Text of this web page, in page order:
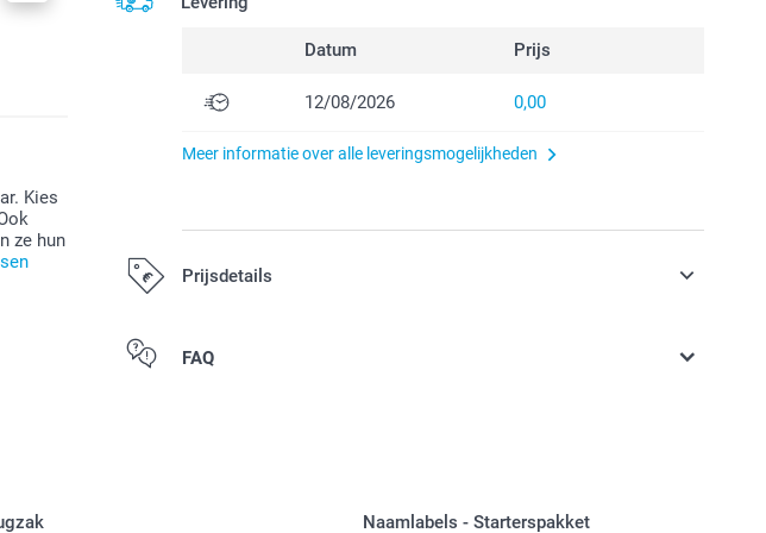
Kies
ze hun
Datum Prijs
12/08/2026 0,00
Meer informatie over alle leveringsmogelijkheden
Prijsdetails
Alle prijzen zijn inclusief BTW
FAQ
Lunchbox met een bamboe deksel: De inhoud van je lunchbox kan
Naamlabels - Starterspakket